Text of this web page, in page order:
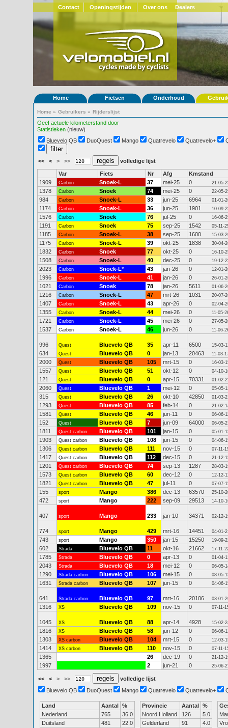
Contact Openingstijden Over ons Dealers
Home Fietsen Onderhoud
Home » Gebruikers » Rijderslijst
Geef actuele kilometerstand door
Statistieken (nieuw)
Bluevelo QB
DuoQuest Mango Quatrevelo Quatrevelo+
<< < > >> volledige lijst
Var Fiets Nr Afg
Kmstand
1909
Carbon Snoek-L 37 mei-25 0 21-05-
1378 Carbon Snoek 74 mei-25 0 22-05-
984 Carbon Snoek-L 33 jun-25 6964 01-01-
1174 Carbon Snoek-L 36 jun-25 1901 10-09-
1576 Carbon Snoek 76 jul-25 0 16-06-
1191 Carbon Snoek 75 sep-25 1542 05-11-
1185 Carbon Snoek-L 38 sep-25 1600 15-03-
1175 Carbon Snoek-L 39 okt-25 1838 30-04-
1832 Carbon Snoek 77 okt-25 0 16-10-
1508 Carbon Snoek-L 40 dec-25 0 19-12-
2023 Carbon Snoek-L* 43 jan-26 0 12-01-
1996 Carbon Snoek-L 41 jan-26 0 26-01-
1021 Carbon Snoek 78 jan-26 5611 01-06-
1216 Carbon Snoek-L 47 mrt-26 1031 20-07-
1407 Carbon Snoek-L 43 apr-26 0 02-04-
1355 Carbon Snoek-L 44 mei-26 0 11-05-
1721 Carbon Snoek-L 45 mei-26 0 27-05-
1537 Carbon Snoek-L 46 jun-26 0 11-06-
996 Quest Bluevelo QB 35 apr-11 6500 15-03-
634 Quest Bluevelo QB 0 jan-13 20463 11-03-
2000 Quest Bluevelo QB 105 mrt-15 0 16-03-
1557 Quest Bluevelo QB 51 okt-12 0 04-10-
121 Quest Bluevelo QB 0 apr-15 70331 01-02-
2060 Quest Bluevelo QB 1 mei-12 0 05-05-
315 Quest Bluevelo QB 26 okt-10 42850 01-03-
1293 Quest Bluevelo QB 85 feb-14 0 21-02-
1581 Quest Bluevelo QB 46 jun-11 0 06-06-
152 Quest Bluevelo QB 7 jun-09 64000 06-05-
1811 Quest carbon Bluevelo QB 101 jan-15 0 05-01-
1903 Quest carbon Bluevelo QB 108 jun-15 0 04-06-
1306 Quest carbon Bluevelo QB 111 nov-15 0 07-11-
1417 Quest carbon Bluevelo QB 112 dec-15 0 21-12-
1201 Quest carbon Bluevelo QB 74 sep-13 1287 28-03-
1573 Quest carbon Bluevelo QB 60 dec-12 0 12-12-
1821 Quest carbon Bluevelo QB 47 jul-11 0 07-07-
155 sport Mango 386 dec-13 63570 25-10-
472 sport Mango 222 sep-09 29513 14-10-
407 sport Mango 233 jan-10 34371 02-12-
774 sport Mango 429 mrt-16 14451 04-01-
743 sport Mango 350 jan-15 15250 19-09-
602 Strada Bluevelo QB 11 okt-16 21662 17-11-
1785 Strada Bluevelo QB 0 apr-13 0 01-04-
2043 Strada Bluevelo QB 18 mei-12 0 06-05-
1290 Strada carbon Bluevelo QB 106 mei-15 0 08-05-
1631 Strada carbon Bluevelo QB 107 jun-15 0 04-06-
641 Strada carbon Bluevelo QB 97 mrt-16 20106 03-01-
1316 XS Bluevelo QB 109 nov-15 0 07-11-
1045 XS Bluevelo QB 88 apr-14 4928 15-02-
1816 XS Bluevelo QB 58 jun-12 0 06-06-
1303 XS carbon Bluevelo QB 104 mrt-15 0 12-03-
1414 XS carbon Bluevelo QB 110 nov-15 0 07-11-
1365 26 dec-19 0 21-12-
1997 2 jun-21 0 25-06-
<< < > >>
volledige lijst
Bluevelo QB
DuoQuest Mango Quatrevelo Quatrevelo+
Land Aantal %
Nederland
765
36.0
Duitsland
481
22.0
Provincie Aantal %
Noord Holland
126
5.0
Gelderland
91
4.0